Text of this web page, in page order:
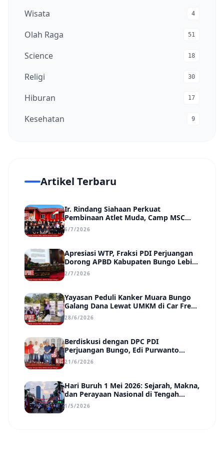
Wisata 4
Olah Raga 51
Science 18
Religi 30
Hiburan 17
Kesehatan 9
Artikel Terbaru
Ir. Rindang Siahaan Perkuat
Pembinaan Atlet Muda, Camp MSC
Siapkan Generasi Juara Hadapi
Kejuaraan Regional hingga Nasional
6/7/2026
Apresiasi WTP, Fraksi PDI Perjuangan
Dorong APBD Kabupaten Bungo Lebih
Efektif, Transparan, dan Berdampak
2/7/2026
Yayasan Peduli Kanker Muara Bungo
Galang Dana Lewat UMKM di Car Free
Day, Ir. Rindang Siahaan Beri Apresiasi
28/6/2026
Berdiskusi dengan DPC PDI
Perjuangan Bungo, Edi Purwanto
Uraikan Poin-Poin Urgensi yang Perlu
Disadari Pemimpin Daerah
21/6/2026
Hari Buruh 1 Mei 2026: Sejarah, Makna,
dan Perayaan Nasional di Tengah
Tantangan Era Digital
1/5/2026